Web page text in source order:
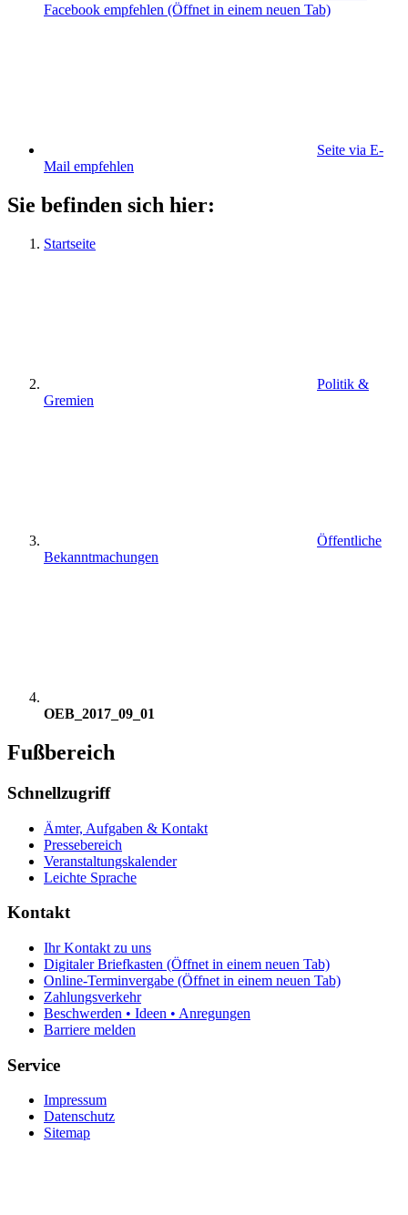
Facebook empfehlen (Öffnet in einem neuen Tab)
Seite via E-
Mail empfehlen
Sie befinden sich hier:
Startseite
Politik &
Gremien
Öffentliche
Bekanntmachungen
OEB_2017_09_01
Fußbereich
Schnellzugriff
Ämter, Aufgaben & Kontakt
Pressebereich
Veranstaltungskalender
Leichte Sprache
Kontakt
Ihr Kontakt zu uns
Digitaler Briefkasten (Öffnet in einem neuen Tab)
Online-Terminvergabe (Öffnet in einem neuen Tab)
Zahlungsverkehr
Beschwerden • Ideen • Anregungen
Barriere melden
Service
Impressum
Datenschutz
Sitemap